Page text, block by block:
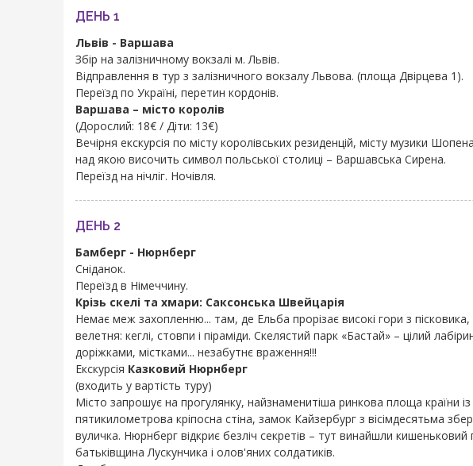
ДЕНЬ 1
Львів - Варшава
Збір на залізничному вокзалі м. Львів.
Відправлення в тур з залізничного вокзалу Львова. (площа Двірцева 1).
Переїзд по Україні, перетин кордонів.
Варшава – місто королів
(Дорослий: 18€ / Діти: 13€)
Вечірня екскурсія по місту королівських резиденцій, місту музики
над якою височить символ польської столиці – Варшавська Сирена.
Переїзд на нічліг. Ночівля.
ДЕНЬ 2
Бамберг - Нюрнберг
Сніданок.
Переїзд в Німеччину.
Крізь скелі та хмари: Саксонська Швейцарія
Немає меж захопленню... там, де Ельба прорізає високі гори з
велетня: кеглі, стовпи і піраміди. Скелястий парк «Бастай» – цілий
доріжками, містками... незабутнє враження!!!
Екскурсія Казковий Нюрнберг
(входить у вартість туру)
Місто запрошує на прогулянку, найзнаменитіша ринкова площа
пятикилометрова кріпосна стіна, замок Кайзербург з вісімдесятьма
вуличка. Нюрнберг відкриє безліч секретів – тут винайшли
батьківщина Лускунчика і олов'яних солдатиків.